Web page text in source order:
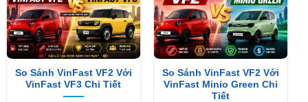
So Sánh VinFast VF2 Với
VinFast VF3 Chi Tiết
So Sánh VinFast VF2 Với
VinFast Minio Green Chi
Tiết